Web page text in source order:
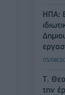
ΗΠΑ:
05/08/
Τ.
την